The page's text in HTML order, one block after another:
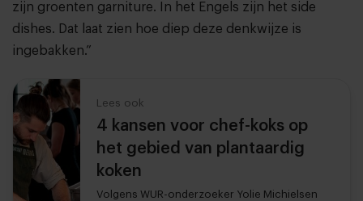
zijn groenten garniture. In het Engels zijn het side
dishes. Dat laat zien hoe diep deze denkwijze is
ingebakken.”
Lees ook
4 kansen voor chef-koks op
het gebied van plantaardig
koken
Volgens WUR-onderzoeker Yolie Michielsen